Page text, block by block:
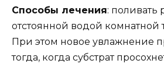
Способы лечения: поливать
отстоянной водой комнатной
При этом новое увлажнение
тогда, когда субстрат